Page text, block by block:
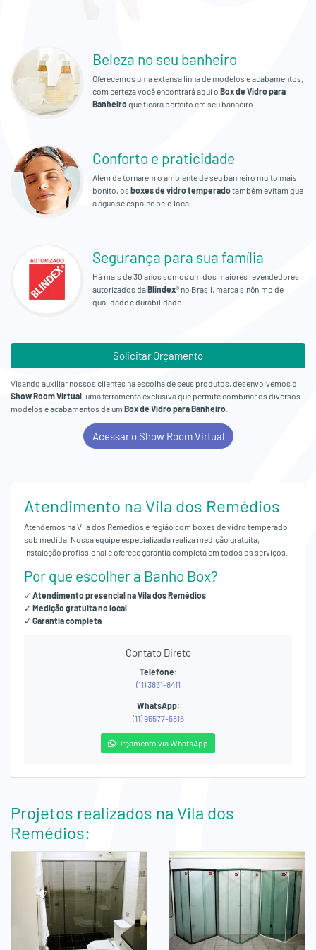
Fale
Conosco
Beleza no seu banheiro
Oferecemos uma extensa linha de modelos e acabamentos,
com certeza você encontrará aqui o Box de Vidro para
Banheiroque ficará perfeito em seu banheiro.
Conforto e praticidade
Além de tornarem o ambiente de seu banheiro muito mais
bonito, os boxes de vidro temperadotambém evitam que
a água se espalhe pelo local.
Segurança para sua família
Há mais de 30 anos somos um dos maiores revendedores
autorizados daBlindex® no Brasil, marca sinônimo de
qualidade e durabilidade.
Solicitar Orçamento
Visando auxiliar nossos clientes na escolha de seus produtos, desenvolvemos o
Show Room Virtual , uma ferramenta exclusiva que permite combinar os diversos
modelos e acabamentos de um Box de Vidro para Banheiro
Acessar o Show Room Virtual
Atendimento na Vila dos Remédios
Atendemos na Vila dos Remédios e região com boxes de vidro temperado
sob medida. Nossa equipe especializada realiza medição gratuita,
instalação profissional e oferece garantia completa em todos os serviços.
Por que escolher a Banho Box?
✓ Atendimento presencial na Vila dos Remédios
✓ Medição gratuita no local
✓ Garantia completa
Contato Direto
Telefone:
(11) 3831-8411
WhatsApp:
(11) 95577-5816
Orçamento via WhatsApp
Projetos realizados na Vila dos
Remédios: